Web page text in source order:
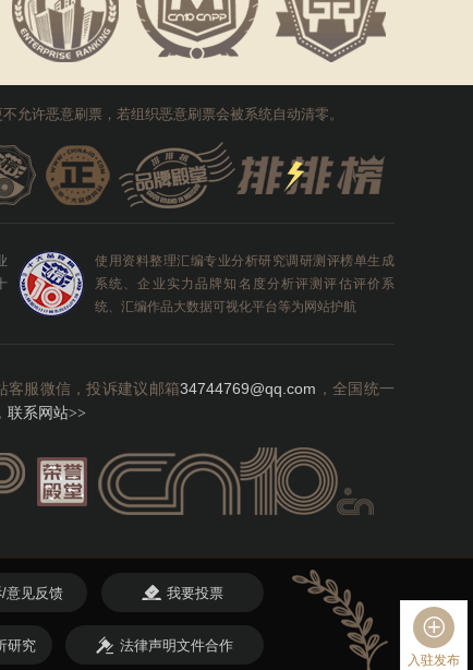
入驻发布
允许恶意刷票，若组织恶意刷票会被系统自动清零。
使用资料整理汇编专业分析研究调研测评榜单生成
系统、企业实力品牌知名度分析评测评估评价系
统、汇编作品大数据可视化平台等为网站护航
客服微信，投诉建议邮箱34744769@qq.com ，全国统一
联系网站>>
意见反馈 我要投票
研究 法律声明文件合作